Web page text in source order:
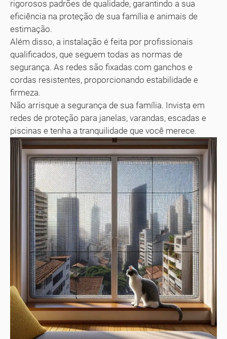
rigorosos padrões de qualidade, garantindo a sua
eficiência na proteção de sua família e animais de
estimação.
Além disso, a instalação é feita por profissionais
qualificados, que seguem todas as normas de
segurança. As redes são fixadas com ganchos e
cordas resistentes, proporcionando estabilidade e
firmeza.
Não arrisque a segurança de sua família. Invista em
redes de proteção para janelas, varandas, escadas e
piscinas e tenha a tranquilidade que você merece.